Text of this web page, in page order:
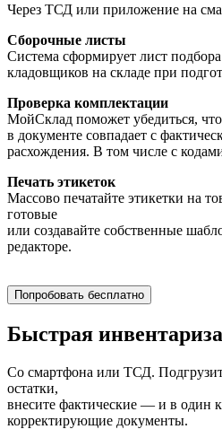
Через ТСД или приложение на
Сборочные листы
Система сформирует лист
кладовщиков на складе при
Проверка комплектации
МойСклад поможет убедиться, что
в документе совпадает с
расхождения. В том числе с
Печать этикеток
Массово печатайте этикетки на
готовые
или создавайте собственные
редакторе.
Попробовать бесплатно
Быстрая
Со смартфона или ТСД.
остатки,
внесите фактические — и в один
корректирующие документы.